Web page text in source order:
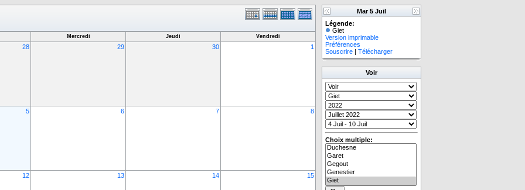
Mercredi Jeudi Vendredi
28 29 30 1
5 6 7 8
12 13 14 15
Mar 5 Juil
Légende:
Giet
Version imprimable
Préférences
Souscrire | Télécharger
Voir
Choix multiple: